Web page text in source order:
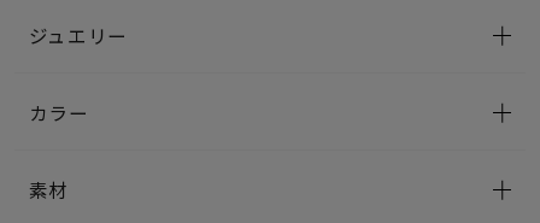
ジュエリー
カラー
素材